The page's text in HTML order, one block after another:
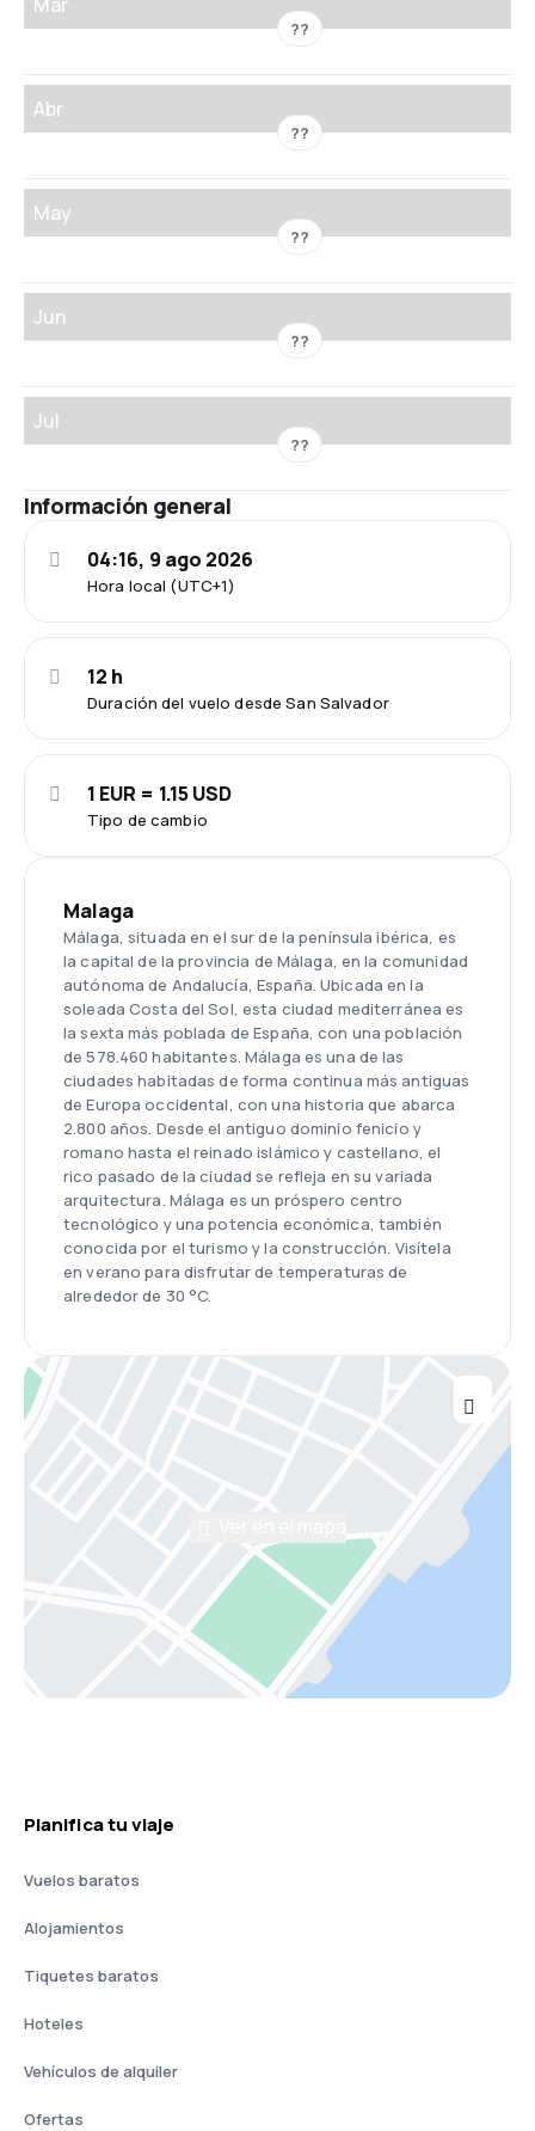
??
Abr
??
May
??
Jun
??
Jul
??
Información general
Hora local (UTC+1)
04:16, 9 ago 2026
Duración del vuelo desde San Salvador
12 h
Tipo de cambio
1 EUR = 1.15 USD
Malaga
Málaga, situada en el sur de la península ibérica, es
la capital de la provincia de Málaga, en la comunidad
autónoma de Andalucía, España. Ubicada en la
soleada Costa del Sol, esta ciudad mediterránea es
la sexta más poblada de España, con una población
de 578.460 habitantes. Málaga es una de las
ciudades habitadas de forma continua más antiguas
de Europa occidental, con una historia que abarca
2.800 años. Desde el antiguo dominio fenicio y
romano hasta el reinado islámico y castellano, el
rico pasado de la ciudad se refleja en su variada
arquitectura. Málaga es un próspero centro
tecnológico y una potencia económica, también
conocida por el turismo y la construcción. Visítela
en verano para disfrutar de temperaturas de
alrededor de 30 °C.
Planifica tu viaje
Vuelos baratos
Alojamientos
Tiquetes baratos
Hoteles
Vehículos de alquiler
Ofertas